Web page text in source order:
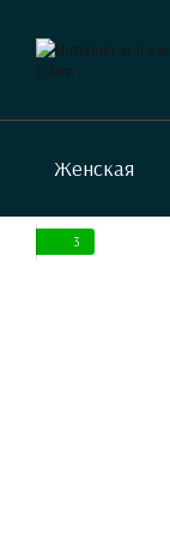
Женская
3